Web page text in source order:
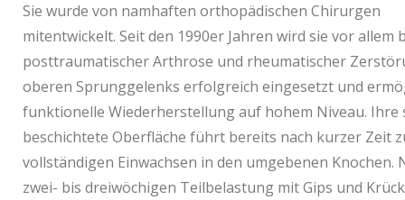
Sie wurde von namhaften orthopädischen Chirurgen
mitentwickelt. Seit den 1990er Jahren wird sie vor allem
posttraumatischer Arthrose und rheumatischer
oberen Sprunggelenks erfolgreich eingesetzt und
funktionelle Wiederherstellung auf hohem Niveau. Ihre
beschichtete Oberfläche führt bereits nach kurzer Zeit
vollständigen Einwachsen in den umgebenen Knochen.
zwei- bis dreiwöchigen Teilbelastung mit Gips und